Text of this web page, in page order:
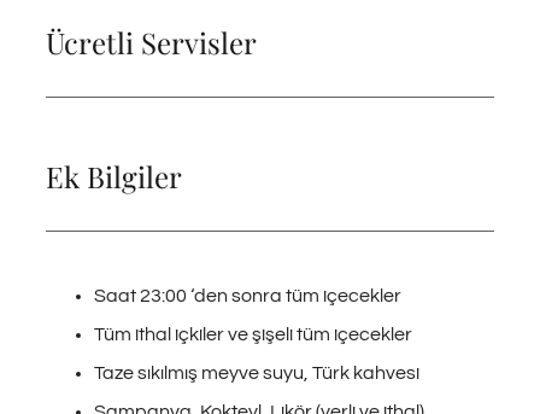
Ücretli Servisler
Ek Bilgiler
Saat 23:00 ‘den sonra tüm içecekler
Tüm ithal içkiler ve şişeli tüm içecekler
Taze sıkılmış meyve suyu, Türk kahvesi